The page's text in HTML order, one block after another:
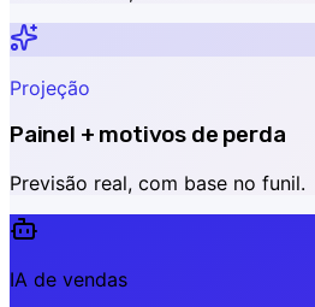
Projeção
Painel + motivos de perda
Previsão real, com base no funil.
IA de vendas